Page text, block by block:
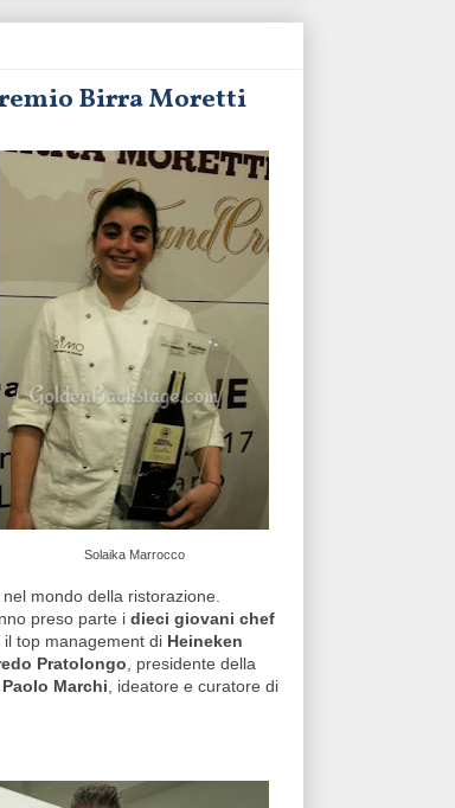
Birra Moretti
Solaika Marrocco
mondo della ristorazione.
preso parte i dieci giovani chef
il top management di Heineken
Pratolongo, presidente della
Paolo Marchi, ideatore e curatore di